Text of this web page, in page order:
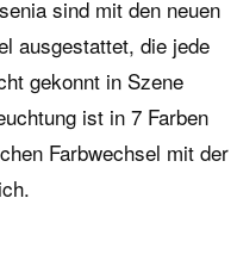
sind mit den neuen
ausgestattet, die jede
gekonnt in Szene
ist in 7 Farben
Farbwechsel mit der